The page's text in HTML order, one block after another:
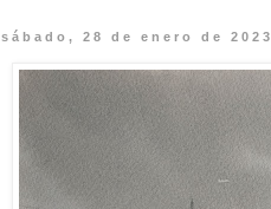
sábado, 28 de enero de 2023